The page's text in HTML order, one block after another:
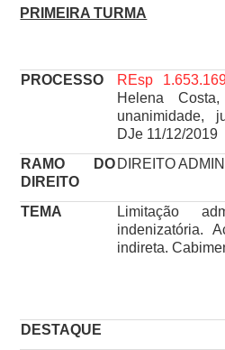
PRIMEIRA TURMA
PROCESSO REsp
Helena
unanimidade,
DJe 11/12/2019
RAMO DO
DIREITO
DIREITO
TEMA
Limitação
indenizatória.
indireta.
DESTAQUE